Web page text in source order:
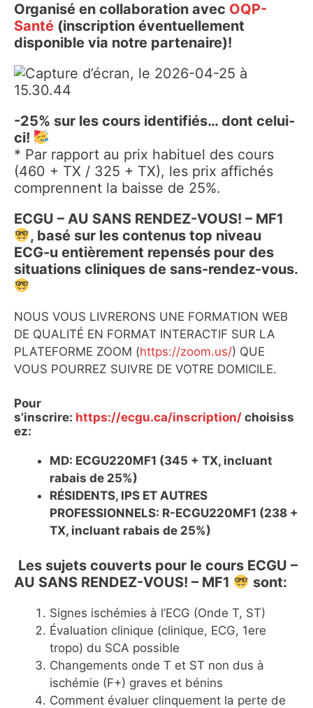
Organisé en collaboration avec OQP-
Santé (inscription éventuellement
disponible via notre partenaire)!
-25% sur les cours identifiés… dont celui-
ci!
* Par rapport au prix habituel des cours
(460 + TX / 325 + TX), les prix affichés
comprennent la baisse de 25%.
ECGU – AU SANS RENDEZ-VOUS! – MF1
, basé sur les contenus top niveau
ECG-u entièrement repensés pour des
situations cliniques de sans-rendez-vous.
NOUS VOUS LIVRERONS UNE FORMATION WEB
DE QUALITÉ EN FORMAT INTERACTIF SUR LA
PLATEFORME ZOOM (https://zoom.us/) QUE
VOUS POURREZ SUIVRE DE VOTRE DOMICILE.
Pour
s’inscrire: https://ecgu.ca/inscription/ choisiss
ez:
MD: ECGU220MF1 (345 + TX, incluant
rabais de 25%)
RÉSIDENTS, IPS ET AUTRES
PROFESSIONNELS: R-ECGU220MF1 (238 +
TX, incluant rabais de 25%)
Les sujets couverts pour le cours ECGU –
AU SANS RENDEZ-VOUS! – MF1
sont:
Signes ischémies à l’ECG (Onde T, ST)
Évaluation clinique (clinique, ECG, 1ere
tropo) du SCA possible
Changements onde T et ST non dus à
ischémie (F+) graves et bénins
Comment évaluer clinquement la perte de